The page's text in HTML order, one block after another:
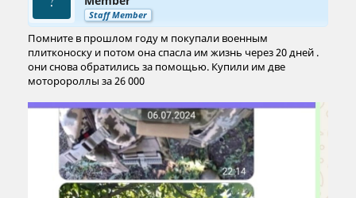
Staff Member
Помните в прошлом году м покупали военным
плитконоску и потом она спасла им жизнь через 20 дней .
они снова обратились за помощью. Купили им две
моторороллы за 26 000